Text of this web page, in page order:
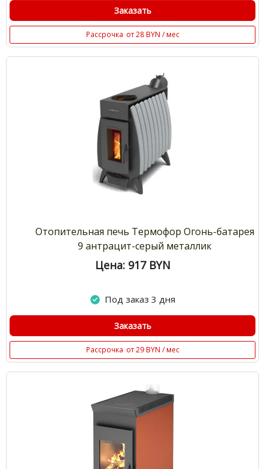
Заказать
Рассрочка от 28 BYN / мес
Отопительная печь Термофор Огонь-батарея
9 антрацит-серый металлик
Цена: 917 BYN
Под заказ 3 дня
Заказать
Рассрочка от 29 BYN / мес